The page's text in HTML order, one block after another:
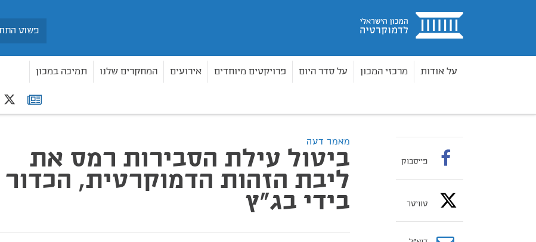
בית
על אודות מרכזי המכון על סדר היום פרויקטים מיוחדים אירועים המחקרים שלנו תמיכה במכון
רשימת
תפוצה
מאמר דעה
ביטול עילת הסבירות רמס את
ליבת הזהות הדמוקרטית, הכדור
בידי בג"ץ
פייסבוק
טוויטר